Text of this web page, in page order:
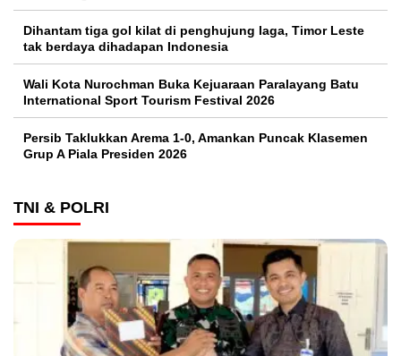
Dihantam tiga gol kilat di penghujung laga, Timor Leste
tak berdaya dihadapan Indonesia
Wali Kota Nurochman Buka Kejuaraan Paralayang Batu
International Sport Tourism Festival 2026
Persib Taklukkan Arema 1-0, Amankan Puncak Klasemen
Grup A Piala Presiden 2026
TNI & POLRI